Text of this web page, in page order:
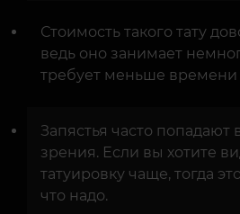
Стоимость такого тату
ведь оно занимает
требует меньше
Запястья часто попадают
зрения. Если вы хотите
татуировку чаще, тогда
что надо.